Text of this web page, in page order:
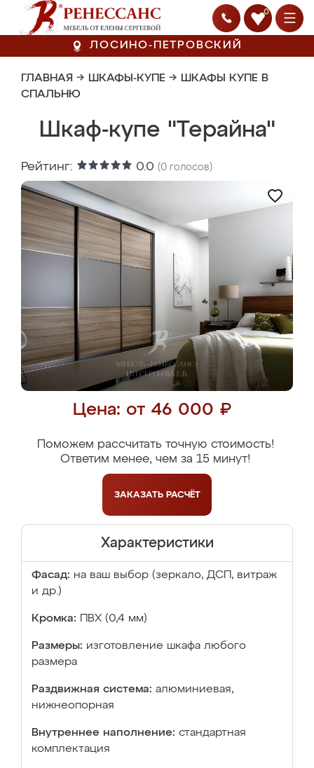
0
ЛОСИНО-ПЕТРОВСКИЙ
ГЛАВНАЯ → ШКАФЫ-КУПЕ → ШКАФЫ КУПЕ В
СПАЛЬНЮ
Шкаф-купе "Терайна"
Рейтинг: 0.0 (0 голосов)
Цена: от 46 000 ₽
Поможем рассчитать точную стоимость!
Ответим менее, чем за 15 минут!
ЗАКАЗАТЬ РАСЧЁТ
Характеристики
Фасад: на ваш выбор (зеркало, ДСП, витраж
и др.)
Кромка: ПВХ (0,4 мм)
Размеры: изготовление шкафа любого
размера
Раздвижная система: алюминиевая,
нижнеопорная
Внутреннее наполнение: стандартная
комплектация